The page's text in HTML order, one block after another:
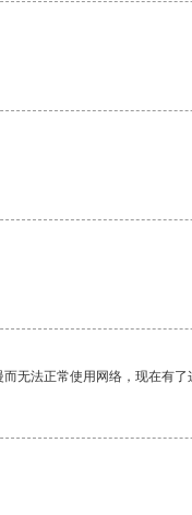
无法正常使用网络，现在有了